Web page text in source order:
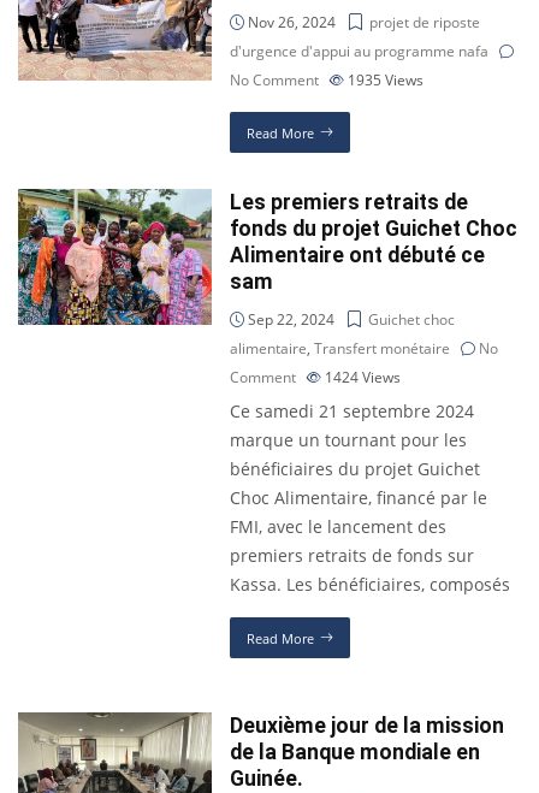
Nov 26, 2024
projet de riposte
d'urgence d'appui au programme nafa
No Comment
1935Views
Read More
Les premiers retraits de
fonds du projet Guichet Choc
Alimentaire ont débuté ce
sam
Sep 22, 2024
Guichet choc
alimentaire,Transfert monétaire
No
Comment
1424Views
Ce samedi 21 septembre 2024
marque un tournant pour les
bénéficiaires du projet Guichet
Choc Alimentaire, financé par le
FMI, avec le lancement des
premiers retraits de fonds sur
Kassa. Les bénéficiaires, composés
Read More
Deuxième jour de la mission
de la Banque mondiale en
Guinée.